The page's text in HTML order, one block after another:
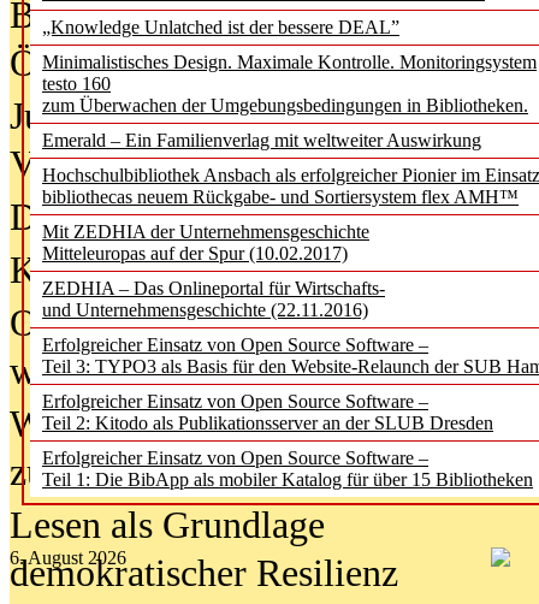
„Knowledge Unlatched ist der bessere DEAL”
Minimalistisches Design. Maximale Kontrolle. Monitoringsystem
testo 160
zum Überwachen der Umgebungsbedingungen in Bibliotheken.
Emerald – Ein Familienverlag mit weltweiter Auswirkung
Hochschulbibliothek Ansbach als erfolgreicher Pionier im
bibliothecas neuem Rückgabe- und Sortiersystem flex AMH™
Mit ZEDHIA der Unternehmensgeschichte
Mitteleuropas auf der Spur (10.02.2017)
ZEDHIA – Das Onlineportal für Wirtschafts-
und Unternehmensgeschichte (22.11.2016)
Erfolgreicher Einsatz von Open Source Software –
Teil 3: TYPO3 als Basis für den Website-Relaunch der SUB
Erfolgreicher Einsatz von Open Source Software –
Teil 2: Kitodo als Publikationsserver an der SLUB Dresden
Erfolgreicher Einsatz von Open Source Software –
Teil 1: Die BibApp als mobiler Katalog für über 15 Bibliotheken
6. August 2026
Bürgerforum fordert mehr
Öffentlichkeit
Jugendliche wollen besseren
Verbote
Digitale Langzeit­archi­vierung
KI-Chatbots werden Teil der
Offene Infrastrukturen für
wissenschaftliche
Warum die Debatte über KI-Texte
zu kurz greift
Lesen als Grundlage
demokratischer Resilienz